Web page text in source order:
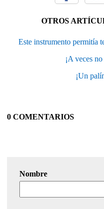
OTROS
Este instrumento permitía
¡A veces
¡Un
0 COMENTARIOS
Nombre